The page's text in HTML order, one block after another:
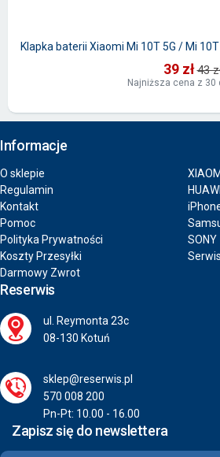
Klapka baterii Xiaomi Mi 10T 5G / Mi
39 zł43
Najniższa cena z 30
Informacje
O sklepie
Regulamin
Kontakt
Pomoc
Polityka Prywatności
Koszty Przesyłki
Darmowy Zwrot
XIAOMI
SONY
Reserwis
ul. Reymonta 23c
08-130 Kotuń
sklep@reserwis.pl
570 008 200
Pn-Pt: 10.00 - 16.00
Zapisz się do newslettera